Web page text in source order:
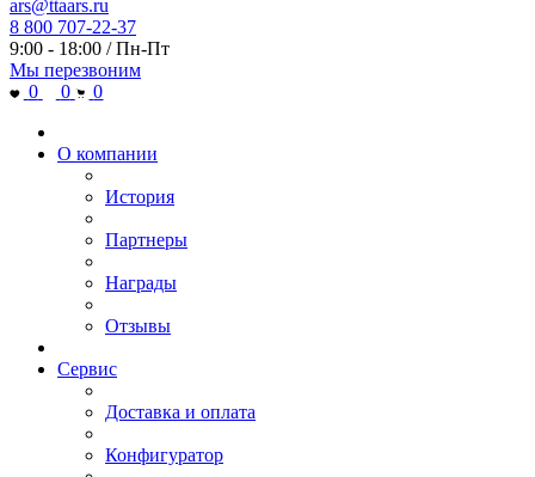
ars@ttaars.ru
8 800 707-22-37
9:00 - 18:00 / Пн-Пт
Мы перезвоним
0
0 0
О компании
История
Партнеры
Награды
Отзывы
Сервис
Доставка и оплата
Конфигуратор